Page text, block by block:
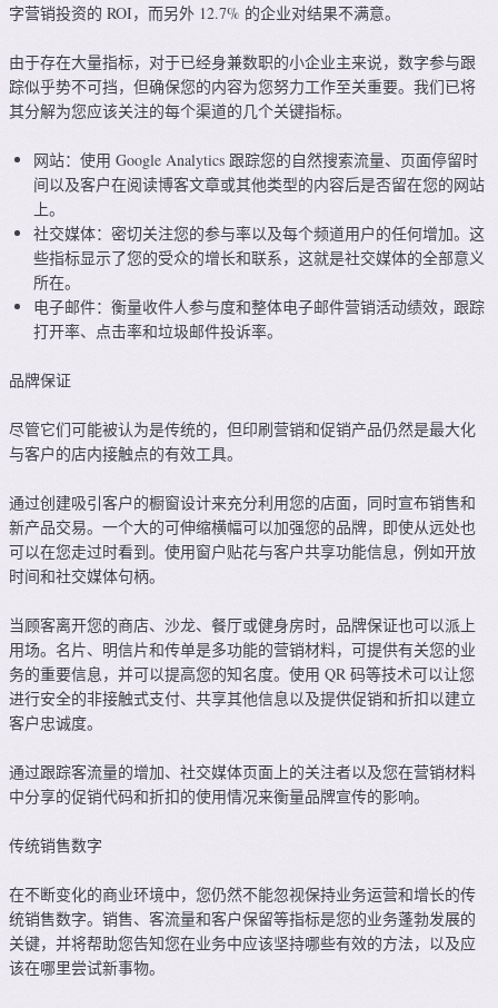
字营销投资的 ROI，而另外 12.7% 的企业对结果不满意。
由于存在大量指标，对于已经身兼数职的小企业主来说，数字参与跟
踪似乎势不可挡，但确保您的内容为您努力工作至关重要。我们已将
其分解为您应该关注的每个渠道的几个关键指标。
网站：使用 Google Analytics 跟踪您的自然搜索流量、页面停留时
间以及客户在阅读博客文章或其他类型的内容后是否留在您的网站
上。
社交媒体：密切关注您的参与率以及每个频道用户的任何增加。这
些指标显示了您的受众的增长和联系，这就是社交媒体的全部意义
所在。
电子邮件：衡量收件人参与度和整体电子邮件营销活动绩效，跟踪
打开率、点击率和垃圾邮件投诉率。
品牌保证
尽管它们可能被认为是传统的，但印刷营销和促销产品仍然是最大化
与客户的店内接触点的有效工具。
通过创建吸引客户的橱窗设计来充分利用您的店面，同时宣布销售和
新产品交易。一个大的可伸缩横幅可以加强您的品牌，即使从远处也
可以在您走过时看到。使用窗户贴花与客户共享功能信息，例如开放
时间和社交媒体句柄。
当顾客离开您的商店、沙龙、餐厅或健身房时，品牌保证也可以派上
用场。名片、明信片和传单是多功能的营销材料，可提供有关您的业
务的重要信息，并可以提高您的知名度。使用 QR 码等技术可以让您
进行安全的非接触式支付、共享其他信息以及提供促销和折扣以建立
客户忠诚度。
通过跟踪客流量的增加、社交媒体页面上的关注者以及您在营销材料
中分享的促销代码和折扣的使用情况来衡量品牌宣传的影响。
传统销售数字
在不断变化的商业环境中，您仍然不能忽视保持业务运营和增长的传
统销售数字。销售、客流量和客户保留等指标是您的业务蓬勃发展的
关键，并将帮助您告知您在业务中应该坚持哪些有效的方法，以及应
该在哪里尝试新事物。